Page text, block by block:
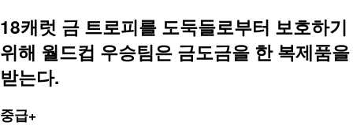
18캐럿 금 트로피를 도둑들로부터 보호하기
위해 월드컵 우승팀은 금도금을 한 복제품을
받는다.
중급+